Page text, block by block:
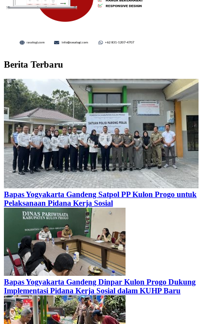
Berita Terbaru
Bapas Yogyakarta Gandeng Satpol PP Kulon Progo untuk
Pelaksanaan Pidana Kerja Sosial
Bapas Yogyakarta Gandeng Dinpar Kulon Progo Dukung
Implementasi Pidana Kerja Sosial dalam KUHP Baru